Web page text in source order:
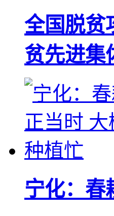
全国脱贫
贫先进集
宁化：春